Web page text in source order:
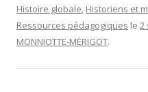
Histoire globale, Historiens et
Ressources pédagogiques le 2
MONNIOTTE-MÉRIGOT.